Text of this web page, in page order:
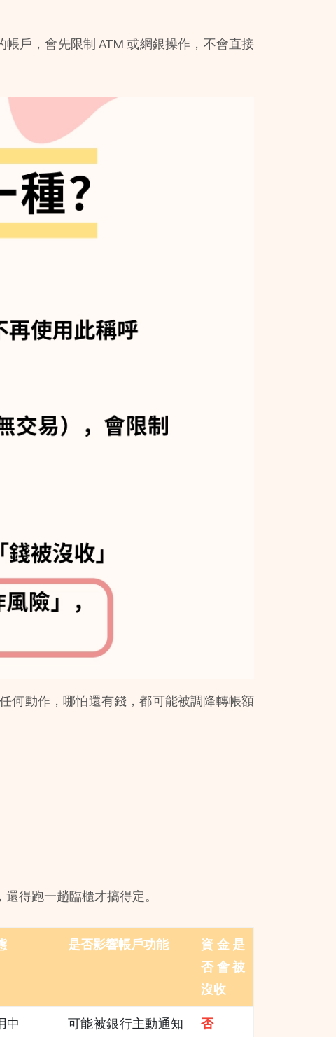
戶，會先限制 ATM 或網銀操作，不會直接
何動作，哪怕還有錢，都可能被調降轉帳額
得跑一趟臨櫃才搞得定。
是否影響帳戶功能
資金是
否會被
沒收
中
可能被銀行主動通知
否